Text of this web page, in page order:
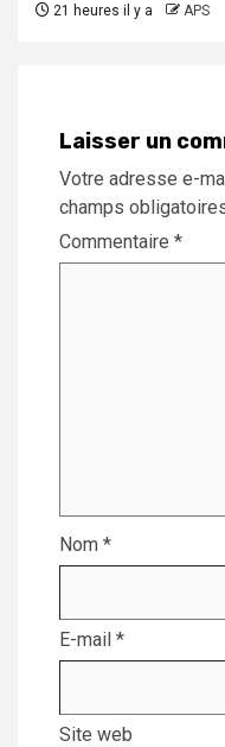
21 heures il y a APS
Laisser un
Votre adresse e-
champs
Commentaire *
Nom *
E-mail *
Site web